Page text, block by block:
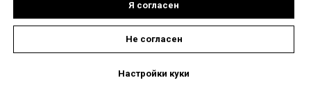
Я согласен
Не согласен
Настройки куки